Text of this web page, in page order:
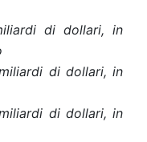
di dollari, in
di dollari, in
di dollari, in